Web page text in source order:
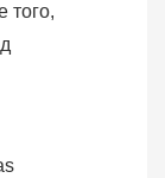
того,